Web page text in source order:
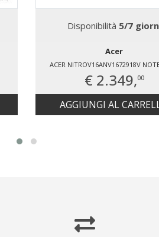
Disponibilità 5/7
Acer
ACER NITROV16ANV1672918V
€ 2.349,00
AGGIUNGI AL